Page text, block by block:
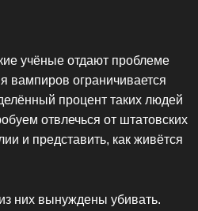
учёные отдают проблеме
вампиров ограничивается
процент таких людей
отвлечься от штатовских
и представить, как живётся
них вынуждены убивать.